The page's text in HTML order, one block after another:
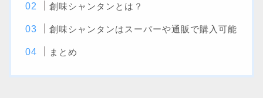
創味シャンタンとは？
創味シャンタンはスーパーや通販で購入可能
まとめ